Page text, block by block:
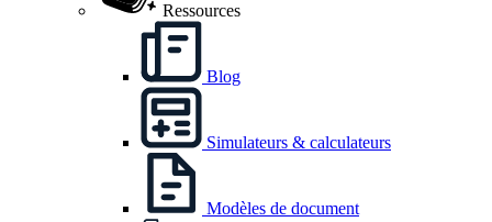
Ressources
Blog
Simulateurs & calculateurs
Modèles de document